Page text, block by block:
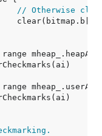
// Otherwise